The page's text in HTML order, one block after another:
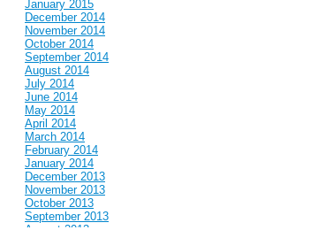
January 2015
December 2014
November 2014
October 2014
September 2014
August 2014
July 2014
June 2014
May 2014
April 2014
March 2014
February 2014
January 2014
December 2013
November 2013
October 2013
September 2013
August 2013